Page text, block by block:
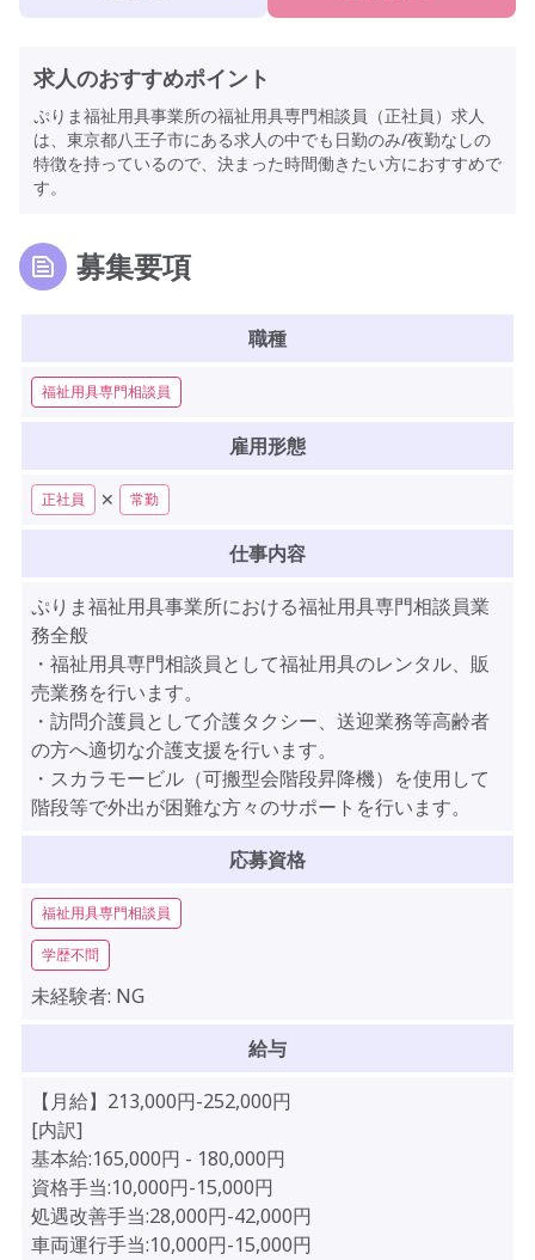
求人のおすすめポイント
ぷりま福祉用具事業所の福祉用具専門相談員（正社員）求人
は、東京都八王子市にある求人の中でも日勤のみ/夜勤なしの
特徴を持っているので、決まった時間働きたい方におすすめで
す。
募集要項
職種
福祉用具専門相談員
雇用形態
正社員 ✕ 常勤
仕事内容
ぷりま福祉用具事業所における福祉用具専門相談員業
務全般
・福祉用具専門相談員として福祉用具のレンタル、販
売業務を行います。
・訪問介護員として介護タクシー、送迎業務等高齢者
の方へ適切な介護支援を行います。
・スカラモービル（可搬型会階段昇降機）を使用して
階段等で外出が困難な方々のサポートを行います。
応募資格
福祉用具専門相談員
学歴不問
未経験者: NG
給与
【月給】213,000円-252,000円
[内訳]
基本給:165,000円 - 180,000円
資格手当:10,000円-15,000円
処遇改善手当:28,000円-42,000円
車両運行手当:10,000円-15,000円